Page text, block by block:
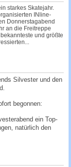
starkes Skatejahr.
INline-
Donnerstagabend
an die Freitreppe
und größte
Silvester und den
begonnen:
ein Top-
natürlich den